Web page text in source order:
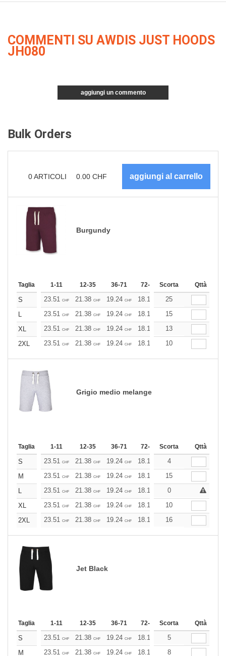
COMMENTI SU AWDIS JUST HOODS
JH080
aggiungi un commento
Bulk Orders
0ARTICOLI 0.00 CHF
Burgundy
Taglia 1-11 12-35 36-71 72-143 144-287 288 +
Scorta Qttà
S 23.51 CHF 21.38 CHF 19.24 CHF 18.18 17.10
25
L
23.51 CHF 21.38 CHF 19.24 CHF 18.18 17.10
15
XL
23.51 CHF 21.38 CHF 19.24 CHF 18.18 17.10
13
2XL
23.51 CHF 21.38 CHF 19.24 CHF 18.18 17.10
10
Grigio medio melange
Taglia 1-11 12-35 36-71 72-143 144-287 288 +
Scorta Qttà
S 23.51 CHF 21.38 CHF 19.24 CHF 18.18 17.10
4
M
23.51 CHF 21.38 CHF 19.24 CHF 18.18 17.10
15
L
23.51 CHF 21.38 CHF 19.24 CHF 18.18 17.10 16.03
0
XL
23.51 CHF 21.38 CHF 19.24 CHF 18.18 17.10
10
2XL
23.51 CHF 21.38 CHF 19.24 CHF 18.18 17.10
16
Jet Black
Taglia 1-11 12-35 36-71 72-143 144-287 288 +
Scorta Qttà
S 23.51 CHF 21.38 CHF 19.24 CHF 18.18 17.10
5
M
23.51 CHF 21.38 CHF 19.24 CHF 18.18 17.10
8